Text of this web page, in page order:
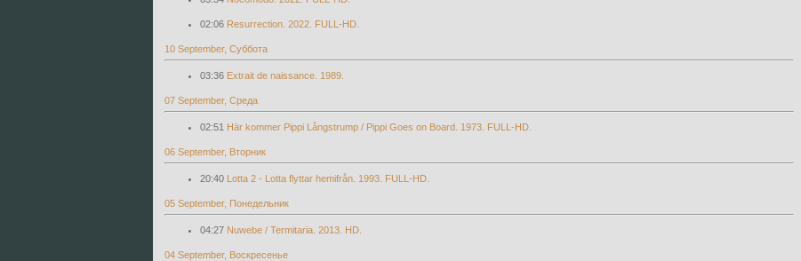
02:06 Resurrection. 2022. FULL-HD.
10 September, Суббота
03:36 Extrait de naissance. 1989.
07 September, Среда
02:51 Här kommer Pippi Långstrump / Pippi Goes on Board. 1973. FULL-HD.
06 September, Вторник
20:40 Lotta 2 - Lotta flyttar hemifrån. 1993. FULL-HD.
05 September, Понедельник
04:27 Nuwebe / Termitaria. 2013. HD.
04 September, Воскресенье